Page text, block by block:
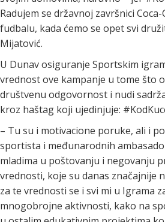
Radujem se državnoj završnici
fudbalu, kada ćemo se opet svi
Mijatović.
U Dunav osiguranje Sportskim
vrednost ove kampanje u tome što
društvenu odgovornost i nudi
kroz haštag koji ujedinjuje:
– Tu su i motivacione poruke, ali i
sportista i međunarodnih
mladima u poštovanju i negovanju
vrednosti, koje su danas značajnije
za te vrednosti se i svi mi u Igrama
mnogobrojne aktivnosti, kako na